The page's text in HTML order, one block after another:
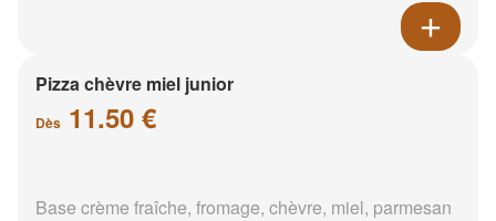
Pizza chèvre miel junior
Dès 11.50 €
Base crème fraîche, fromage, chèvre, miel, parmesan